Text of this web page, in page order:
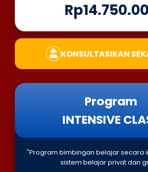
KONSULTASIKAN
Program
INTENSIVE
"Program bimbingan belajar secara
sistem belajar privat dan